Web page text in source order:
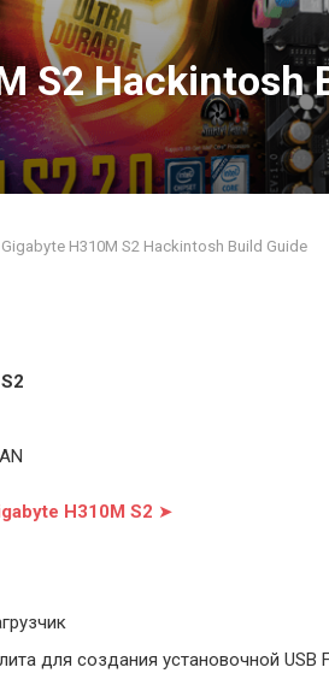
S2 Hackintosh
Gigabyte H310M S2 Hackintosh Build Guide
H310M S2 ➤
для создания установочной USB